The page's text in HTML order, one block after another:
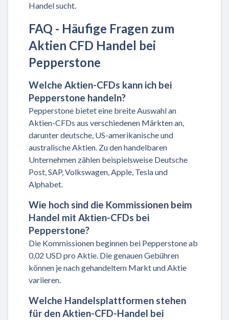
Handel sucht.
FAQ - Häufige Fragen zum
Aktien CFD Handel bei
Pepperstone
Welche Aktien-CFDs kann ich bei
Pepperstone handeln?
Pepperstone bietet eine breite Auswahl an
Aktien-CFDs aus verschiedenen Märkten an,
darunter deutsche, US-amerikanische und
australische Aktien. Zu den handelbaren
Unternehmen zählen beispielsweise Deutsche
Post, SAP, Volkswagen, Apple, Tesla und
Alphabet.
Wie hoch sind die Kommissionen beim
Handel mit Aktien-CFDs bei
Pepperstone?
Die Kommissionen beginnen bei Pepperstone ab
0,02 USD pro Aktie. Die genauen Gebühren
können je nach gehandeltem Markt und Aktie
variieren.
Welche Handelsplattformen stehen
für den Aktien-CFD-Handel bei